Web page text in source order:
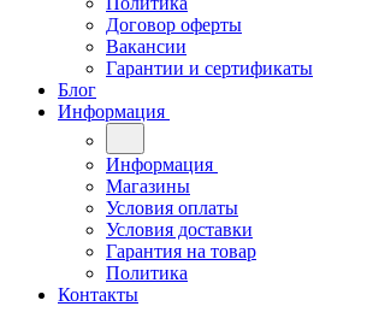
Договор оферты
Вакансии
Гарантии и сертификаты
Блог
Информация
Информация
Магазины
Условия оплаты
Условия доставки
Гарантия на товар
Политика
Контакты